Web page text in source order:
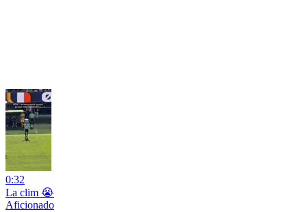
0:32
La clim 😭
Aficionado